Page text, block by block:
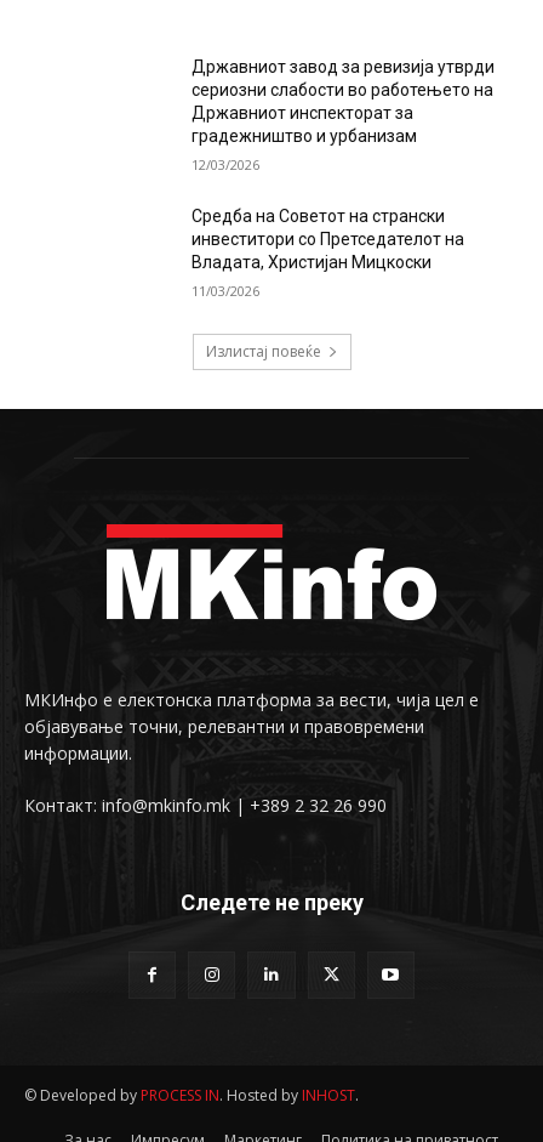
Државниот завод за ревизија утврди
сериозни слабости во работењето на
Државниот инспекторат за
градежништво и урбанизам
12/03/2026
Средба на Советот на странски
инвеститори со Претседателот на
Владата, Христијан Мицкоски
11/03/2026
Излистај повеќе
МКИнфо е електонска платформа за вести, чија цел е
објавување точни, релевантни и правовремени
информации.
Контакт: info@mkinfo.mk | +389 2 32 26 990
Следете не преку
© Developed by PROCESS IN. Hosted by INHOST.